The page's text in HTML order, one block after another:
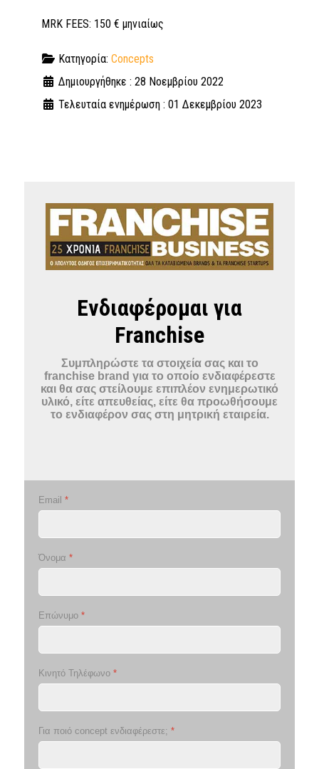
MRK FEES: 150 € μηνιαίως
Κατηγορία: Concepts
Δημιουργήθηκε : 28 Νοεμβρίου 2022
Τελευταία ενημέρωση : 01 Δεκεμβρίου 2023
Ενδιαφέρομαι για
Franchise
Συμπληρώστε τα στοιχεία σας και το
franchise brand για το οποίο ενδιαφέρεστε
και θα σας στείλουμε επιπλέον ενημερωτικό
υλικό, είτε απευθείας, είτε θα προωθήσουμε
το ενδιαφέρον σας στη μητρική εταιρεία.
Email *
Όνομα *
Επώνυμο *
Κινητό Τηλέφωνο *
Για ποιό concept ενδιαφέρεστε; *